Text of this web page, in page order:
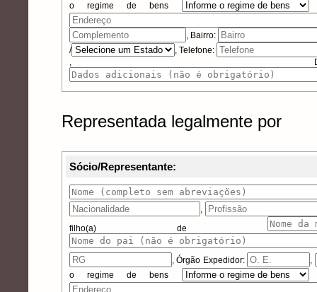
o regime de bens
, Bairro:
/
, Telefone:
, Dados
Representada legalmente por
Sócio/Representante:
,
filho(a) de
,Órgão Expedidor:
,
o regime de bens